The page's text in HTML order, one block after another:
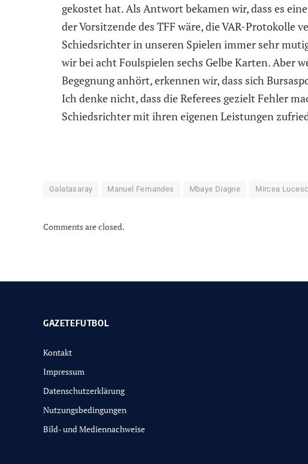
gekostet hat. Als Antwort bekamen wir, dass es
der Vorsitzende des TFF wäre, die VAR-Protokolle
Schiedsrichter in unseren Spielen immer sehr
wir bei acht Foulspielen sechs Gelbe Karten. Aber
Begegnung anhört, erkennen wir, dass sich
Ich denke nicht, dass die Referees gezielt Fehler
Schiedsrichter mit ihren eigenen Leistungen
Galatasaray Manuel Fernandes Mbaye Diagne Mircea
Comments are closed.
GAZETEFUTBOL
Kontakt
Impressum
Datenschutzerklärung
Nutzungsbedingungen
Bild- und Mediennachweise